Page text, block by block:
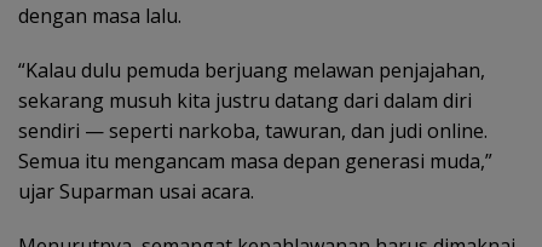
dengan masa lalu.
“Kalau dulu pemuda berjuang melawan penjajahan,
sekarang musuh kita justru datang dari dalam diri
sendiri — seperti narkoba, tawuran, dan judi online.
Semua itu mengancam masa depan generasi muda,”
ujar Suparman usai acara.